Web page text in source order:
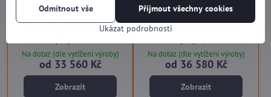
Premium SP06 HISTORY do
Na dotaz (dle vytížení výroby)
od 33 560 Kč
Zobrazit
Kovová brána dvoukřídlá
Premium SP06 SINGLE do
Na dotaz (dle vytížení výroby)
od 36 580 Kč
Zobrazit
Ukázat podrobnosti
Přijmout všechny cookies
Odmítnout vše